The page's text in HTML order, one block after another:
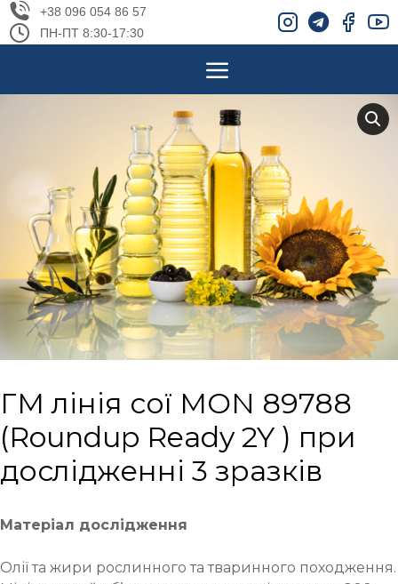
+38 096 054 86 57
ПН-ПТ 8:30-17:30
ГМ лінія сої MON 89788
(Roundup Ready 2Y ) при
дослідженні 3 зразків
Матеріал дослідження
Олії та жири рослинного та тваринного походження.